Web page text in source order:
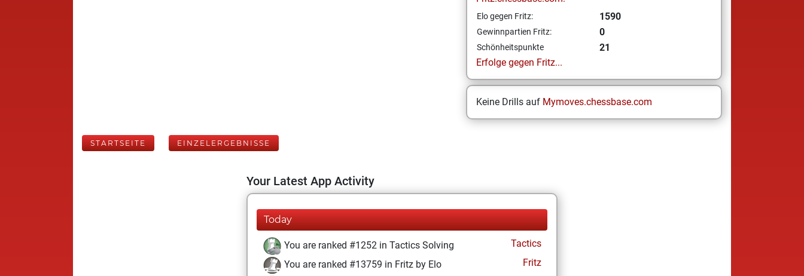
Elo gegen Fritz: 1590
Gewinnpartien Fritz: 0
Schönheitspunkte
21
Erfolge gegen Fritz...
Keine Drills auf Mymoves.chessbase.com
STARTSEITE EINZELERGEBNISSE
Your Latest App Activity
Today
You are ranked #1252 in Tactics Solving
Tactics
You are ranked #13759 in Fritz by Elo
Fritz